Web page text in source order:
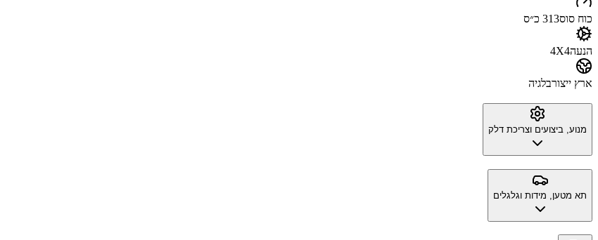
כוח סוס313 כ״ס
הנעה4X4
ארץ ייצורבלגיה
מנוע, ביצועים וצריכת דלק
תא מטען, מידות וגלגלים